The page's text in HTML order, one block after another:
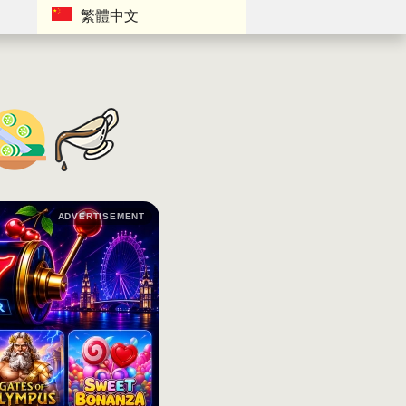
繁體中文
ADVERTISEMENT